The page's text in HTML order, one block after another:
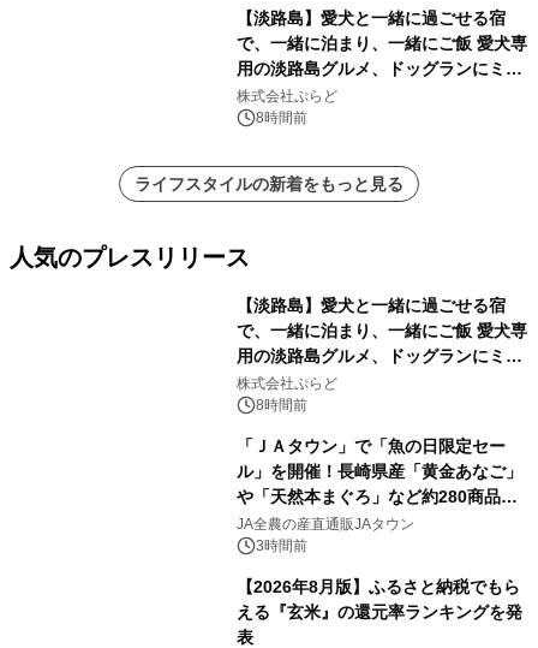
【淡路島】愛犬と一緒に過ごせる宿
で、一緒に泊まり、一緒にご飯 愛犬専
用の淡路島グルメ、ドッグランにミニ
プール グランピングとトレーラーハウ
スの2施設で
株式会社ぷらど
8時間前
ライフスタイルの新着をもっと見る
人気のプレスリリース
【淡路島】愛犬と一緒に過ごせる宿
で、一緒に泊まり、一緒にご飯 愛犬専
用の淡路島グルメ、ドッグランにミニ
プール グランピングとトレーラーハウ
スの2施設で
株式会社ぷらど
8時間前
「ＪＡタウン」で「魚の日限定セー
ル」を開催！長崎県産「黄金あなご」
や「天然本まぐろ」など約280商品を
販売！～毎月１０日の定例企画～
JA全農の産直通販JAタウン
3時間前
【2026年8月版】ふるさと納税でもら
える『玄米』の還元率ランキングを発
表